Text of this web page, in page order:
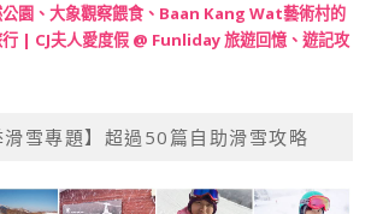
園、大象觀察餵食、Baan Kang Wat藝術村的
| CJ夫人愛度假 @ Funliday 旅遊回憶、遊記攻
滑雪專題】超過50篇自助滑雪攻略